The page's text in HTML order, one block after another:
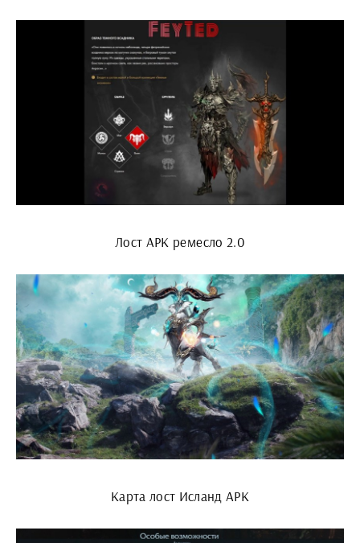
Лост АРК ремесло 2.0
Карта лост Исланд АРК